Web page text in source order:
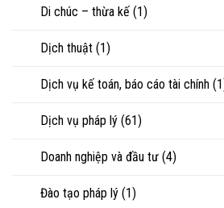
chấp
Di chúc – thừa kế (1)
Dịch thuật (1)
Dịch vụ kế toán, báo cáo tài chính
Dịch vụ pháp lý (61)
Doanh nghiệp và đầu tư (4)
Đào tạo pháp lý (1)